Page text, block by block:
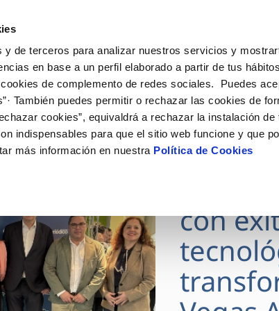
y de terceros para analizar nuestros servicios y
en base a un perfil elaborado a partir de tus
de complemento de redes sociales. Puedes
También puedes permitir o rechazar las cookies de
cookies”, equivaldrá a rechazar la instalación
indispensables para que el sitio web funcione y que
más información en nuestra Política de Cookies
Online
de titular
de suministro
MODIFICACIÓN
Actualizar datos
Actualizar datos de
VER TODAS LAS GESTIONES
Tu Servicio
AL CLIENTE
de contacto
de fuga interior
COMPROMISO DE
Carta de compromisos
Customer Counsel
Tu Agua
calidad del agua
CUIDADOS DEL AGUA
Consejos de ahorro
COMPROMISOS
ambiente
29 JUN 2026
con